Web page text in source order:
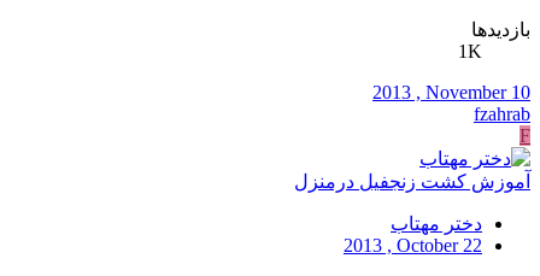
بازدیدها
1K
2013 , November 10
fzahrab
F
آموزش کشت زنجفیل درمنزل
دختر مهتاب
2013 , October 22